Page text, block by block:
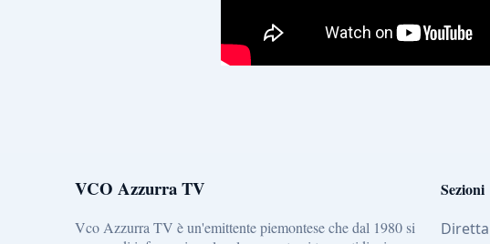
VCO Azzurra TV
Vco Azzurra TV è un'emittente piemontese che dal 1980 si
Sezioni